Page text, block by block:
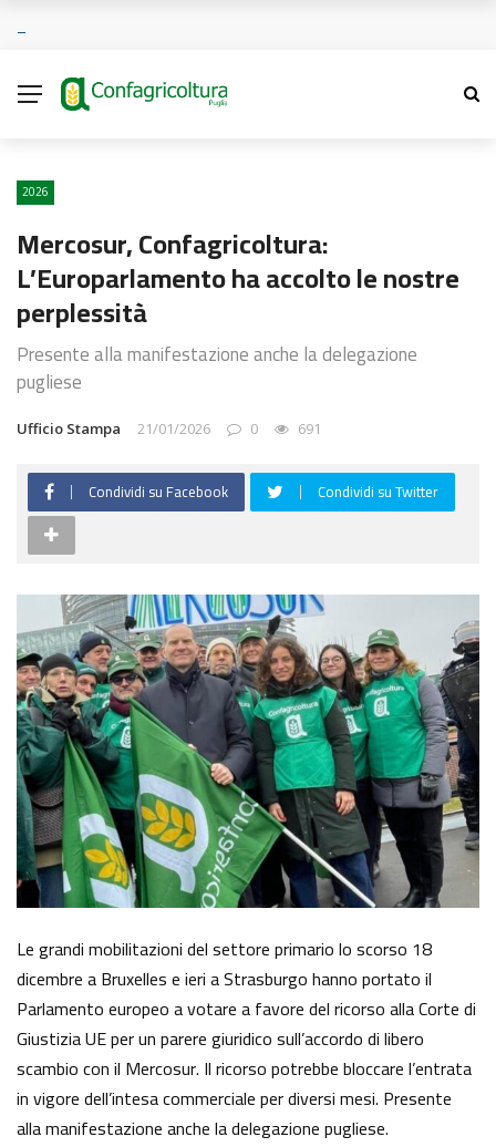
2026
Mercosur, Confagricoltura:
L’Europarlamento ha accolto le nostre
perplessità
Presente alla manifestazione anche la delegazione
pugliese
Ufficio Stampa 21/01/2026 0 691
Condividi su Facebook Condividi su Twitter
Le grandi mobilitazioni del settore primario lo scorso 18
dicembre a Bruxelles e ieri a Strasburgo hanno portato il
Parlamento europeo a votare a favore del ricorso alla Corte di
Giustizia UE per un parere giuridico sull’accordo di libero
scambio con il Mercosur. Il ricorso potrebbe bloccare l’entrata
in vigore dell’intesa commerciale per diversi mesi. Presente
alla manifestazione anche la delegazione pugliese.